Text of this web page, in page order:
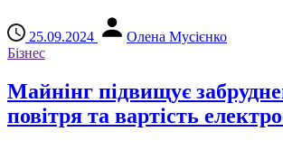
25.09.2024
Олена Мусієнко
Бізнес
Майнінг підвищує
повітря та вартість